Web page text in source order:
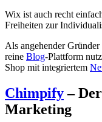
Wix ist auch recht
Freiheiten zur
Als angehender
reine Blog-Plattform
Shop mit integriertem
Chimpify–
Marketing